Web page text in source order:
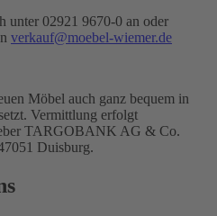
unter 02921 9670-0 an oder
verkauf@moebel-wiemer.de
Möbel auch ganz bequem in
Vermittlung erfolgt
TARGOBANK AG & Co.
Duisburg.